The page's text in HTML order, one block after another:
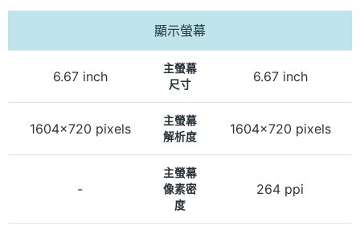
顯示螢幕
6.67 inch
主螢幕
尺寸
6.67 inch
1604x720 pixels
主螢幕
解析度
1604x720 pixels
-
主螢幕
像素密
度
264 ppi